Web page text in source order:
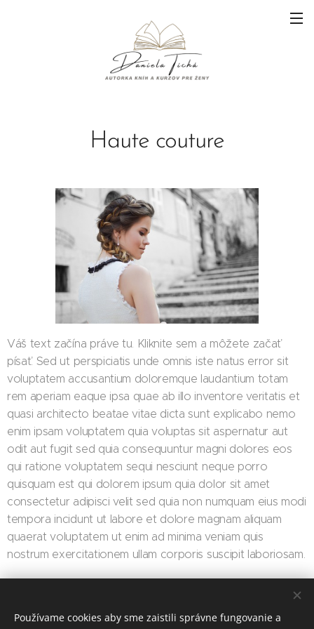
Haute couture
Váš text začína práve tu. Kliknite sem a môžete začať
písať. Sed ut perspiciatis unde omnis iste natus error sit
voluptatem accusantium doloremque laudantium totam
rem aperiam eaque ipsa quae ab illo inventore veritatis et
quasi architecto beatae vitae dicta sunt explicabo nemo
enim ipsam voluptatem quia voluptas sit aspernatur aut
odit aut fugit sed quia consequuntur magni dolores eos
qui ratione voluptatem sequi nesciunt neque porro
quisquam est qui dolorem ipsum quia dolor sit amet
consectetur adipisci velit sed quia non numquam eius modi
tempora incidunt ut labore et dolore magnam aliquam
quaerat voluptatem ut enim ad minima veniam quis
nostrum exercitationem ullam corporis suscipit laboriosam.
Používame cookies aby sme zaistili správne fungovanie a